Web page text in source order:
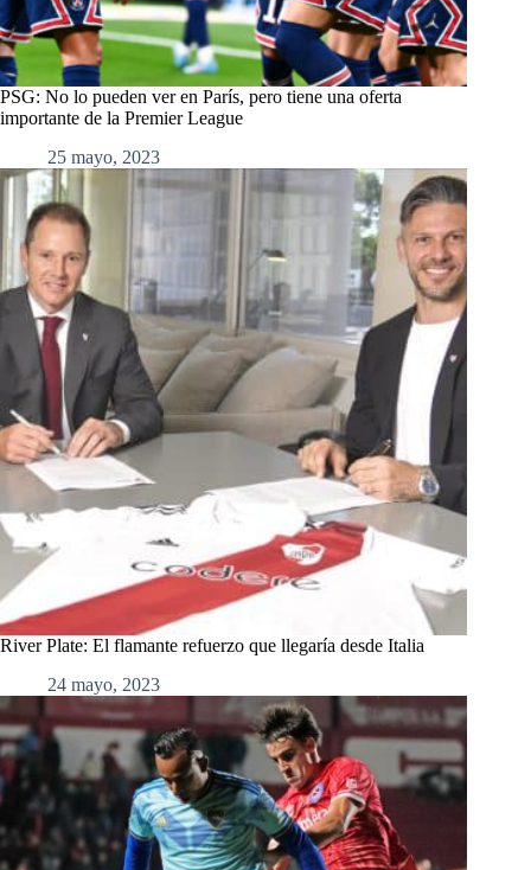
PSG: No lo pueden ver en París, pero tiene una oferta
importante de la Premier League
25 mayo, 2023
River Plate: El flamante refuerzo que llegaría desde Italia
24 mayo, 2023